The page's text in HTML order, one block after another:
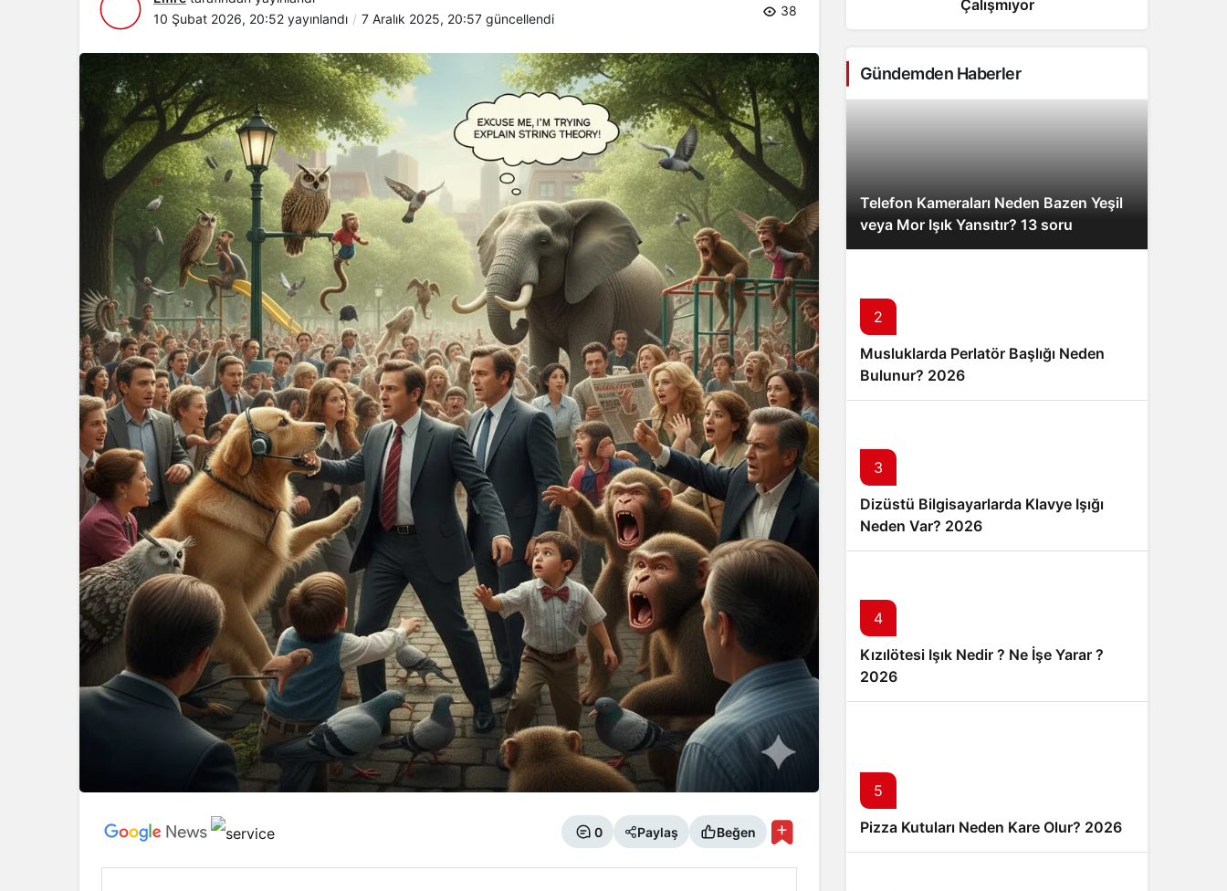
Sistem Modu
10 Şubat 2026, 20:52 yayınlandı 7 Aralık 2025, 20:57 güncellendi
38
0 Paylaş Beğen
Çalışmıyor
Gündemden Haberler
Telefon Kameraları Neden Bazen Yeşil
veya Mor Işık Yansıtır? 13 soru
2
Musluklarda Perlatör Başlığı Neden
Bulunur? 2026
3
Dizüstü Bilgisayarlarda Klavye Işığı
Neden Var? 2026
4
Kızılötesi Işık Nedir ? Ne İşe Yarar ?
2026
5
Pizza Kutuları Neden Kare Olur? 2026